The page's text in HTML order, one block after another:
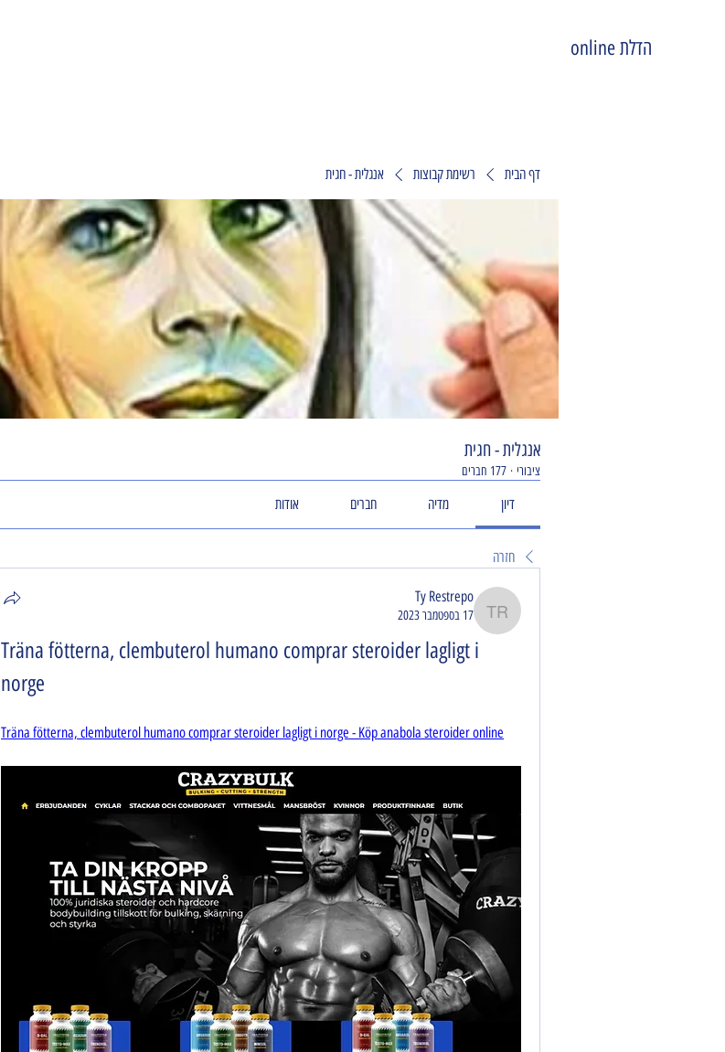
הדלת online
דף הבית רשימת קבוצות אנגלית - חגית
אנגלית - חגית
ציבורי · 177 חברים
דיון מדיה חברים אודות
חזרה
Ty Restrepo
Ty Restrepo
17 בספטמבר 2023
Träna fötterna, clembuterol humano comprar steroider lagligt i
norge
Träna fötterna, clembuterol humano comprar steroider lagligt i norge - Köp anabola steroider online